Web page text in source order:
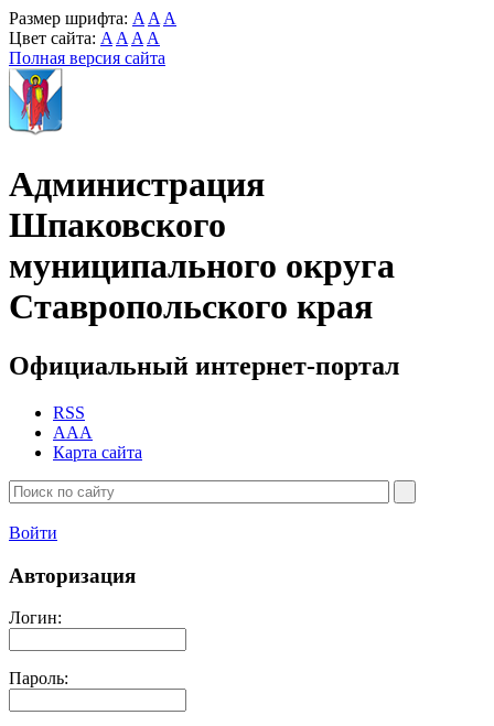
Размер шрифта: A A A
Цвет сайта: A A A A
Полная версия сайта
Администрация
Шпаковского
муниципального округа
Ставропольского края
Официальный интернет-портал
RSS
AAA
Карта сайта
Войти
Авторизация
Логин:
Пароль: